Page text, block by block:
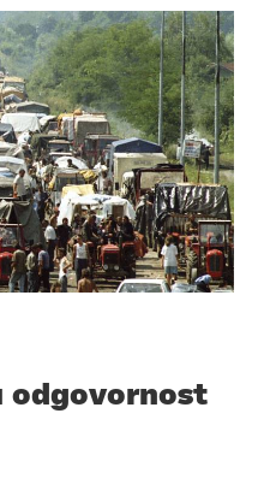
odgovornost